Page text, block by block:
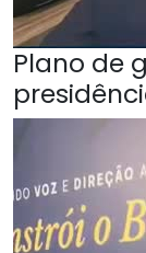
Plano de